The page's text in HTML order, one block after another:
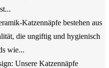
Katzennäpfe bestehen aus
die ungiftig und hygienisch
wie...
Unsere Katzennäpfe